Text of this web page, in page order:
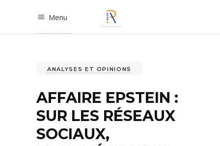
Menu
ANALYSES ET OPINIONS
AFFAIRE EPSTEIN :
SUR LES RÉSEAUX
SOCIAUX,